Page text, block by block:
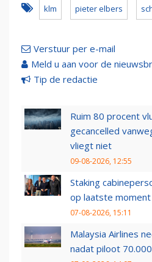
klm pieter elbers
Verstuur per e-mail
Meld u aan voor de
Tip de redactie
Ruim 80 procent
gecancelled
vliegt niet
09-08-2026, 12:55
Staking
op laatste
07-08-2026, 15:11
Malaysia Airlines
nadat piloot